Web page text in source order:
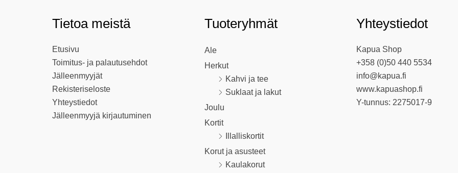
Tietoa meistä
Etusivu
Toimitus- ja palautusehdot
Jälleenmyyjät
Rekisteriseloste
Yhteystiedot
Jälleenmyyjä kirjautuminen
Tuoteryhmät
Ale
Herkut
Kahvi ja tee
Suklaat ja lakut
Joulu
Kortit
Illalliskortit
Korut ja asusteet
Kaulakorut
Yhteystiedot
Kapua Shop
+358 (0)50 440 5534
info@kapua.fi
www.kapuashop.fi
Y-tunnus: 2275017-9